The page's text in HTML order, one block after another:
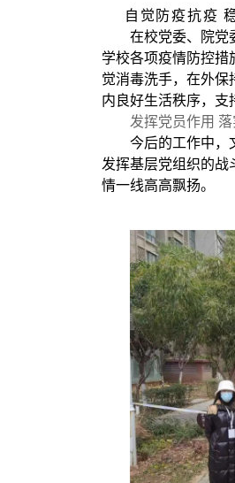
自觉 防疫抗疫
在校党委、院党
学校各项疫情防控措
觉消毒洗手，在外保
内良好生活秩序，支
发挥党员作用
今后的工作中，
发挥基层党组织的战
情一线高高飘扬。